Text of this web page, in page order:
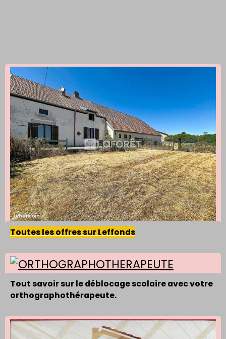
Toutes les offres sur Leffonds
Tout savoir sur le déblocage scolaire avec votre
orthographothérapeute.